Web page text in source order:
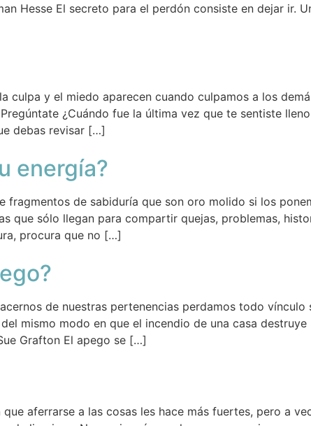
Hesse El secreto para el perdón consiste en dejar ir.
culpa y el miedo aparecen cuando culpamos a los
¿Cuándo fue la última vez que te sentiste
debas revisar […]
energía?
fragmentos de sabiduría que son oro molido si los
que sólo llegan para compartir quejas, problemas,
procura que no […]
de nuestras pertenencias perdamos todo
mismo modo en que el incendio de una casa
Grafton El apego se […]
que aferrarse a las cosas les hace más fuertes, pero a